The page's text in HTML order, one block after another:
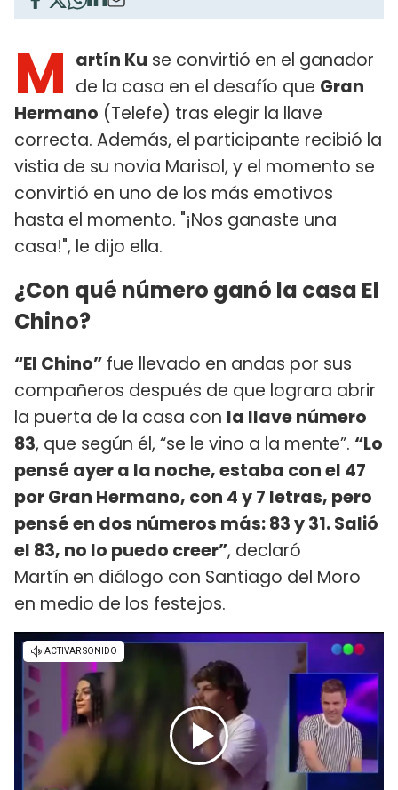
M artín Ku se convirtió en el ganador
de la casa en el desafío que Gran
Hermano (Telefe) tras elegir la llave
correcta. Además, el participante recibió la
vistia de su novia Marisol, y el momento se
convirtió en uno de los más emotivos
hasta el momento. "¡Nos ganaste una
casa!", le dijo ella.
¿Con qué número ganó la casa El
Chino?
“El Chino” fue llevado en andas por sus
compañeros después de que lograra abrir
la puerta de la casa con la llave número
83, que según él, “se le vino a la mente”. “Lo
pensé ayer a la noche, estaba con el 47
por Gran Hermano, con 4 y 7 letras, pero
pensé en dos números más: 83 y 31. Salió
el 83, no lo puedo creer”, declaró
Martín en diálogo con Santiago del Moro
en medio de los festejos.